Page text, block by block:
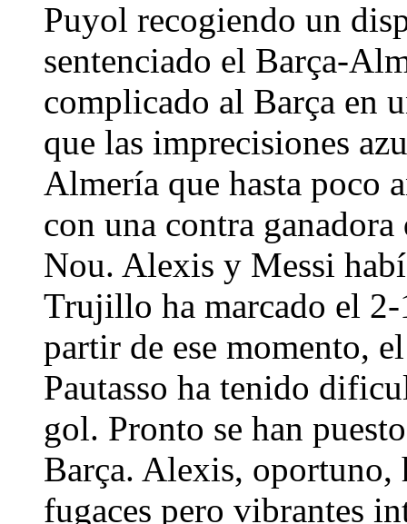
Puyol recogiendo un
sentenciado el Barça-
complicado al Barça en
que las imprecisiones
Almería que hasta poco
con una contra
Nou. Alexis y Messi
Trujillo ha marcado el 2-
partir de ese momento,
Pautasso ha tenido
gol. Pronto se han
Barça. Alexis, oportuno,
fugaces pero vibrantes